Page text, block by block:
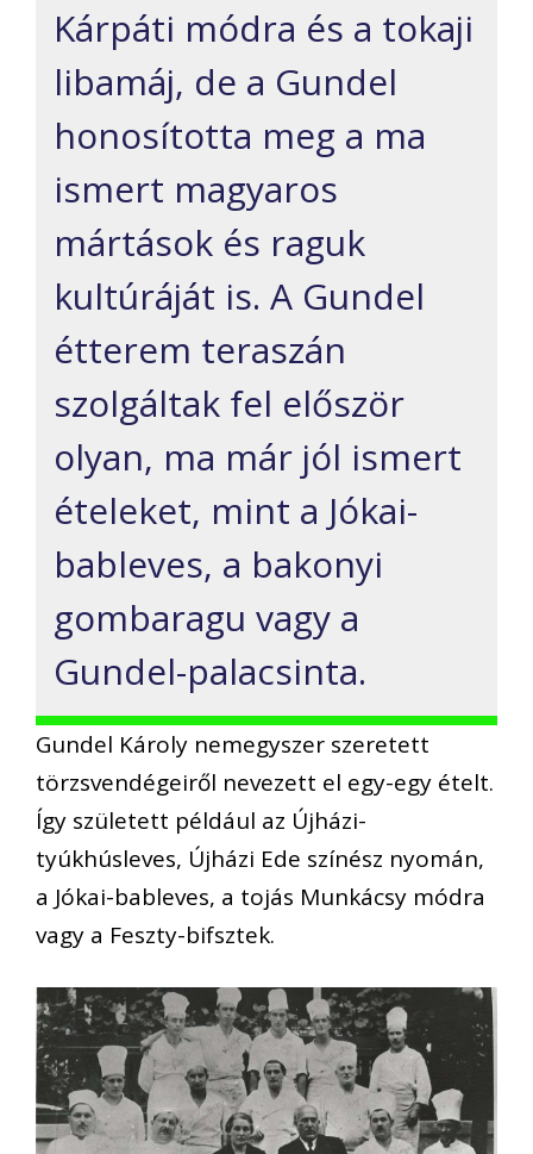
Kárpáti módra és a tokaji
libamáj, de a Gundel
honosította meg a ma
ismert magyaros
mártások és raguk
kultúráját is. A Gundel
étterem teraszán
szolgáltak fel először
olyan, ma már jól ismert
ételeket, mint a Jókai-
bableves, a bakonyi
gombaragu vagy a
Gundel-palacsinta.
Gundel Károly nemegyszer szeretett
törzsvendégeiről nevezett el egy-egy ételt.
Így született például az Újházi-
tyúkhúsleves, Újházi Ede színész nyomán,
a Jókai-bableves, a tojás Munkácsy módra
vagy a Feszty-bifsztek.